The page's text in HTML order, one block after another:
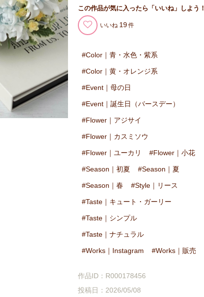
この作品が気に入ったら「いいね」しよう！
いいね 19
Color｜青・水色・紫系
Color｜黄・オレンジ系
Event｜母の日
Event｜誕生日（バースデー）
Flower｜アジサイ
Flower｜カスミソウ
Flower｜ユーカリ Flower｜小花
Season｜初夏 Season｜夏
Season｜春 Style｜リース
Taste｜キュート・ガーリー
Taste｜シンプル
Taste｜ナチュラル
Works｜Instagram Works｜販売
作品ID：R000178456
投稿日：2026/05/08